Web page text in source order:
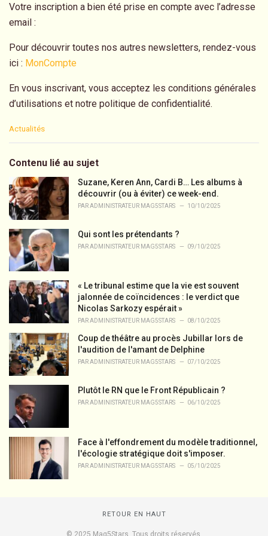
Votre inscription a bien été prise en compte avec l’adresse
email :
Pour découvrir toutes nos autres newsletters, rendez-vous
ici : MonCompte
En vous inscrivant, vous acceptez les conditions générales
d’utilisations et notre politique de confidentialité.
C
e
o
r
i
e
:
Actualités
Contenu lié au sujet
Suzane, Keren Ann, Cardi B… Les albums à
découvrir (ou à éviter) ce week-end.
PARADMINISTRATEUR MAG5STARS 10/10/2025
Qui sont les prétendants ?
PARADMINISTRATEUR MAG5STARS 09/10/2025
« Le tribunal estime que la vie est souvent
jalonnée de coïncidences : le verdict que
Nicolas Sarkozy espérait »
PARADMINISTRATEUR MAG5STARS 08/10/2025
Coup de théâtre au procès Jubillar lors de
l'audition de l'amant de Delphine
PARADMINISTRATEUR MAG5STARS 07/10/2025
Plutôt le RN que le Front Républicain ?
PARADMINISTRATEUR MAG5STARS 06/10/2025
Face à l'effondrement du modèle traditionnel,
l'écologie stratégique doit s'imposer.
PARADMINISTRATEUR MAG5STARS 05/10/2025
RETOUR EN HAUT